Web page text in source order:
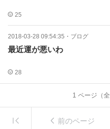
25
2018-03-28 09:54:35 ・ ブログ
最近運が悪いわ
28
1ページ（全
前のページ